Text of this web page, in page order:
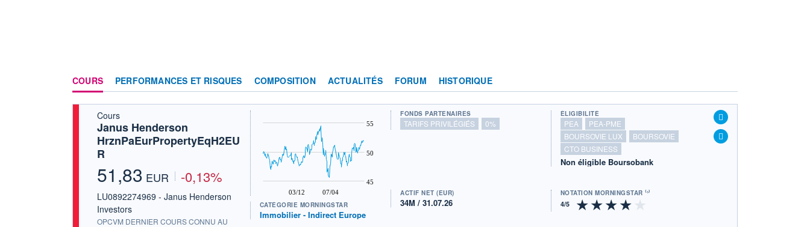
COURS PERFORMANCES ET RISQUES COMPOSITION ACTUALITÉS FORUM HISTORIQUE
Cours
Janus Henderson
HrznPaEurPropertyEqH2EU
R
51,83 EUR -0,13%
LU0892274969 - Janus Henderson
Investors
OPCVM DERNIER COURS CONNU AU
03/12 07/04
45
50
55
CATÉGORIE MORNINGSTAR
Immobilier - Indirect Europe
FONDS PARTENAIRES
TARIFS PRIVILÉGIÉS 0%
ÉLIGIBILITÉ
PEA
PEA-PME
BOURSOVIE LUX
BOURSOVIE
CTO BUSINESS
Non éligible Boursobank
ACTIF NET (EUR)
34M / 31.07.26
NOTATION MORNINGSTAR ⁽¹⁾